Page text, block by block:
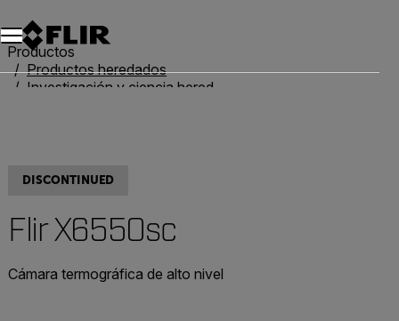
Productos
Productos heredados
Investigación y ciencia heredadas
DISCONTINUED
Flir X6550sc
Cámara termográfica de alto nivel